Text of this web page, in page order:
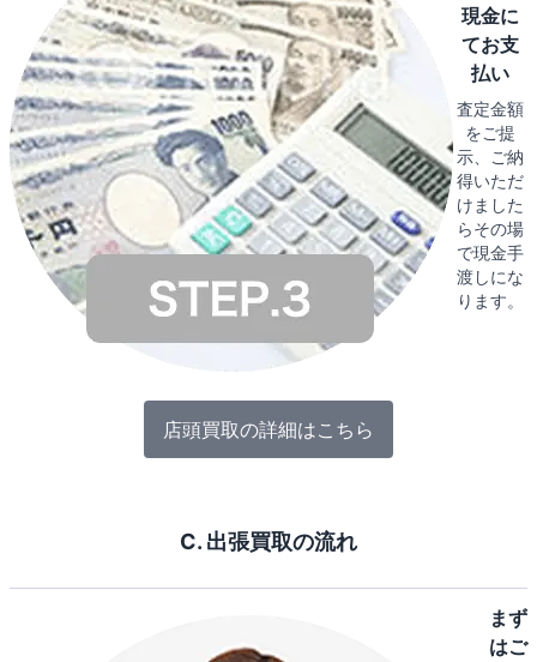
現金に
てお支
払い
査定金額
をご提
示、ご納
得いただ
けました
らその場
で現金手
渡しにな
ります。
店頭買取の詳細はこちら
C. 出張買取の流れ
まず
はご